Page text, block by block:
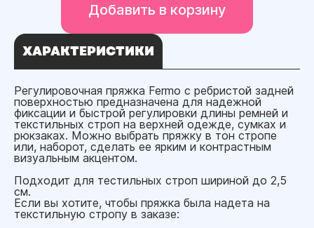
Добавить в корзину
ХАРАКТЕРИСТИКИ
Регулировочная пряжка Fermo с ребристой задней
поверхностью предназначена для надежной
фиксации и быстрой регулировки длины ремней и
текстильных строп на верхней одежде, сумках и
рюкзаках. Можно выбрать пряжку в тон стропе
или, наборот, сделать ее ярким и контрастным
визуальным акцентом.
Подходит для тестильных строп шириной до 2,5
см.
Если вы хотите, чтобы пряжка была надета на
текстильную стропу в заказе: